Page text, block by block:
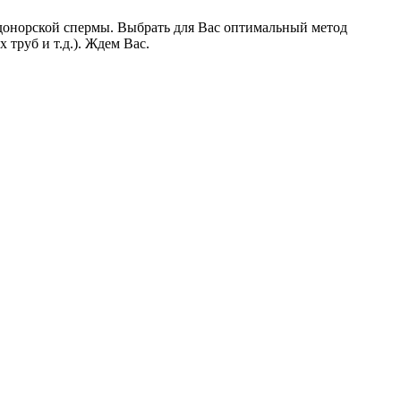
спермы. Выбрать для Вас оптимальный метод
труб и т.д.). Ждем Вас.